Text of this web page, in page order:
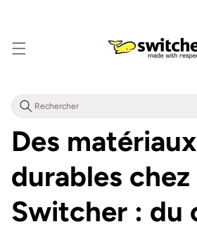
Des matériaux
durables chez
Switcher : du